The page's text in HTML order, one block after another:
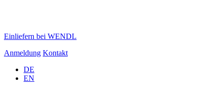
Einliefern bei WENDL
Anmeldung Kontakt
DE
EN